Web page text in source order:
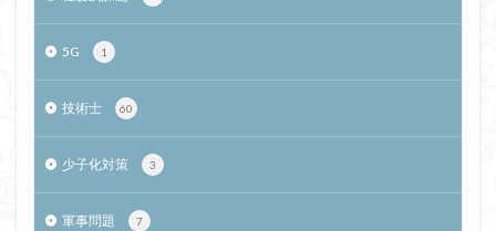
5G 1
技術士 60
少子化対策 3
軍事問題 7